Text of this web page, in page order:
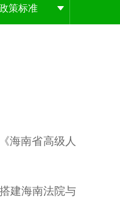
策标准
海南省高级人
建海南法院与